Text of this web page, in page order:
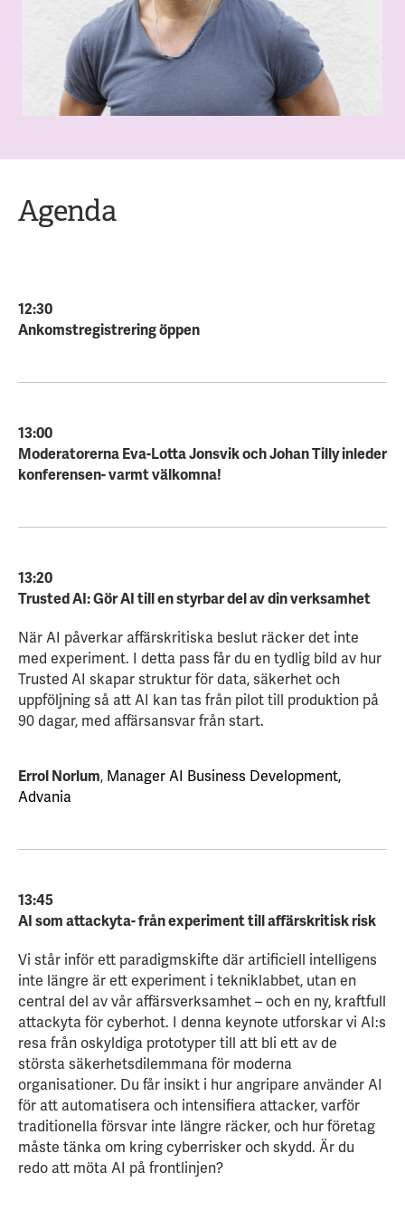
Agenda
12:30
Ankomstregistrering öppen
13:00
Moderatorerna Eva-Lotta Jonsvik och Johan Tilly inleder
konferensen- varmt välkomna!
13:20
Trusted AI: Gör AI till en styrbar del av din verksamhet
När AI påverkar affärskritiska beslut räcker det inte
med experiment. I detta pass får du en tydlig bild av hur
Trusted AI skapar struktur för data, säkerhet och
uppföljning så att AI kan tas från pilot till produktion på
90 dagar, med affärsansvar från start.
Errol Norlum, Manager AI Business Development,
Advania
13:45
AI som attackyta- från experiment till affärskritisk risk
Vi står inför ett paradigmskifte där artificiell intelligens
inte längre är ett experiment i tekniklabbet, utan en
central del av vår affärsverksamhet – och en ny, kraftfull
attackyta för cyberhot. I denna keynote utforskar vi AI:s
resa från oskyldiga prototyper till att bli ett av de
största säkerhetsdilemmana för moderna
organisationer. Du får insikt i hur angripare använder AI
för att automatisera och intensifiera attacker, varför
traditionella försvar inte längre räcker, och hur företag
måste tänka om kring cyberrisker och skydd. Är du
redo att möta AI på frontlinjen?